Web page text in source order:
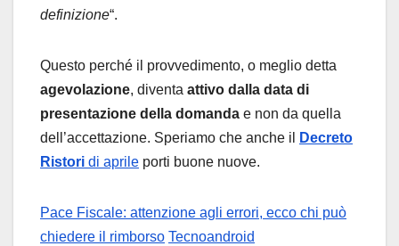
definizione“.
Questo perché il provvedimento, o meglio detta
agevolazione, diventa attivo dalla data di
presentazione della domanda e non da quella
dell’accettazione. Speriamo che anche il
Decreto
Ristori di aprile porti buone nuove.
Pace Fiscale: attenzione agli errori, ecco chi può
chiedere il rimborso Tecnoandroid